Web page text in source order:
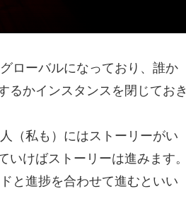
ローバルになっており、誰か
るかインスタンスを閉じておき
（私も）にはストーリーがい
けばストーリーは進みます。
と進捗を合わせて進むといい